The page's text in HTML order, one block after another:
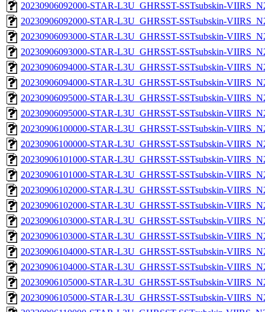
20230906092000-STAR-L3U_GHRSST-SSTsubskin-
20230906092000-STAR-L3U_GHRSST-SSTsubskin-
20230906093000-STAR-L3U_GHRSST-SSTsubskin-
20230906093000-STAR-L3U_GHRSST-SSTsubskin-
20230906094000-STAR-L3U_GHRSST-SSTsubskin-
20230906094000-STAR-L3U_GHRSST-SSTsubskin-
20230906095000-STAR-L3U_GHRSST-SSTsubskin-
20230906095000-STAR-L3U_GHRSST-SSTsubskin-
20230906100000-STAR-L3U_GHRSST-SSTsubskin-
20230906100000-STAR-L3U_GHRSST-SSTsubskin-
20230906101000-STAR-L3U_GHRSST-SSTsubskin-
20230906101000-STAR-L3U_GHRSST-SSTsubskin-
20230906102000-STAR-L3U_GHRSST-SSTsubskin-
20230906102000-STAR-L3U_GHRSST-SSTsubskin-
20230906103000-STAR-L3U_GHRSST-SSTsubskin-
20230906103000-STAR-L3U_GHRSST-SSTsubskin-
20230906104000-STAR-L3U_GHRSST-SSTsubskin-
20230906104000-STAR-L3U_GHRSST-SSTsubskin-
20230906105000-STAR-L3U_GHRSST-SSTsubskin-
20230906105000-STAR-L3U_GHRSST-SSTsubskin-